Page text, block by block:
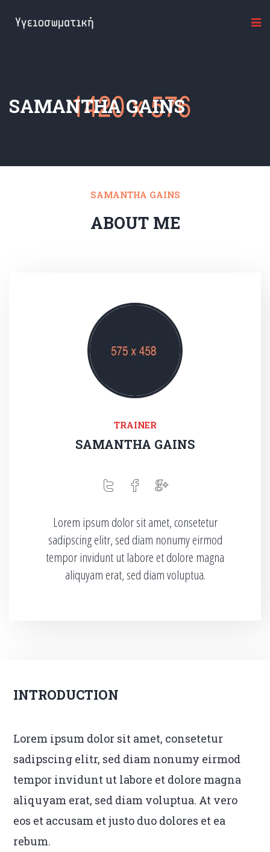
SAMANTHA GAINS
SAMANTHA GAINS
ABOUT ME
TRAINER
SAMANTHA GAINS
Lorem ipsum dolor sit amet, consetetur
sadipscing elitr, sed diam nonumy eirmod
tempor invidunt ut labore et dolore magna
aliquyam erat, sed diam voluptua.
INTRODUCTION
Lorem ipsum dolor sit amet, consetetur
sadipscing elitr, sed diam nonumy eirmod
tempor invidunt ut labore et dolore magna
aliquyam erat, sed diam voluptua. At vero
eos et accusam et justo duo dolores et ea
rebum.